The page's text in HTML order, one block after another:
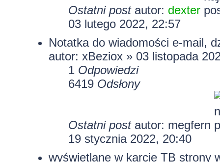
Ostatni post autor: dexter
03 lutego 2022, 22:57
Notatka do wiadomości e-mail,
autor: xBeziox» 03 listopada
1 Odpowiedzi
6419 Odsłony
Ostatni post autor: megfern
19 stycznia 2022, 20:40
wyświetlane w karcie TB strony